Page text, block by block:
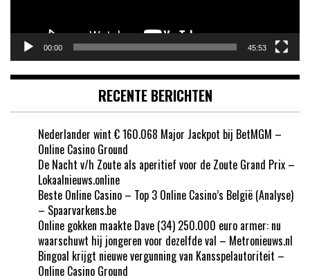
00:00 45:53
RECENTE BERICHTEN
Nederlander wint € 160.068 Major Jackpot bij BetMGM –
Online Casino Ground
De Nacht v/h Zoute als aperitief voor de Zoute Grand Prix –
Lokaalnieuws.online
Beste Online Casino – Top 3 Online Casino’s België (Analyse)
– Spaarvarkens.be
Online gokken maakte Dave (34) 250.000 euro armer: nu
waarschuwt hij jongeren voor dezelfde val – Metronieuws.nl
Bingoal krijgt nieuwe vergunning van Kansspelautoriteit –
Online Casino Ground